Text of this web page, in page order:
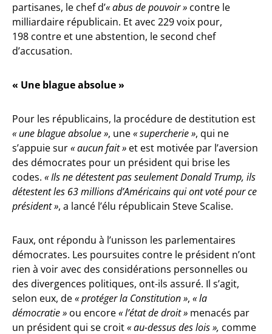
partisanes, le chef d’« abus de pouvoir » contre le
milliardaire républicain. Et avec 229 voix pour,
198 contre et une abstention, le second chef
d’accusation.
« Une blague absolue »
Pour les républicains, la procédure de destitution est
« une blague absolue », une« supercherie », qui ne
s’appuie sur« aucun fait » et est motivée par l’aversion
des démocrates pour un président qui brise les
codes. « Ils ne détestent pas seulement Donald Trump, ils
détestent les 63 millions d’Américains qui ont voté pour ce
président », a lancé l’élu républicain Steve Scalise.
Faux, ont répondu à l’unisson les parlementaires
démocrates. Les poursuites contre le président n’ont
rien à voir avec des considérations personnelles ou
des divergences politiques, ont-ils assuré. Il s’agit,
selon eux, de« protéger la Constitution », « la
démocratie » ou encore« l’état de droit » menacés par
un président qui se croit« au-dessus des lois », comme